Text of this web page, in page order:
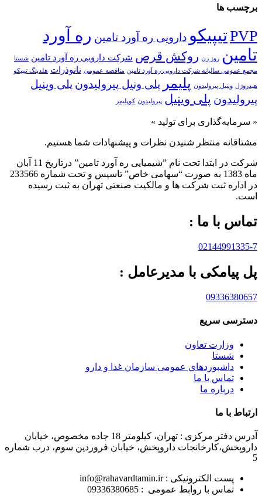
برچسب ها
PVPتیپیکو دارویی ره آورد تامین ره آورد
تامین روز زن روکش قرص شرکت دارویی ره آورد تامین شستا
مجمع عمومی سالیانه شرکت دارویی ره آورد تامین مناقصه عمومی نانوذرات هلدینگ تیپیکو
هیدروژل وینیل پیرولیدون پلیمر پلی ونیل پیرولیدون پلی وینیل
پیرولیدون پلی‌ وینیل پیرولیدون کوپلیمر
« سرمایه‌گذاری برای تولید »
مشتاقانه منتظر شنیدن نظرات و پیشنهادات شما هستیم.
شرکت در ابتدا تحت نام ”شیمیایی ره آورد تامين” درتاريخ 11 آبان
ماه 1383 به صورت “سهامی خاص” تاسيس و تحت شماره 233566
در اداره ثبت شرکت ها و مالکيت صنعتی تهران به ثبت رسيده
است.
تماس با ما :
02144991335-7
پل پیامکی با مدیرعامل :
09336380657
دسترسی سریع
وزارت تعاون
شستا
داشبوردهای عمومی سازمان غذا و دارو
تماس با ما
درباره ما
ارتباط با ما
آدرس دفتر مرکزی : تهران، کیلومتر 18 جاده مخصوص، خیابان
داروپخش،کارخانجات داروپخش، خیابان فروردین سوم، درب شماره
5
پست الکترونیکی : info@rahavardtamin.ir
تماس با روابط عمومی : 09336380685